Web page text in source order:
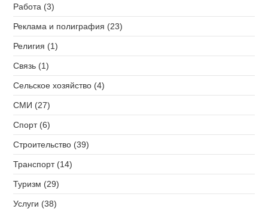
Работа (3)
Реклама и полиграфия (23)
Религия (1)
Связь (1)
Сельское хозяйство (4)
СМИ (27)
Спорт (6)
Строительство (39)
Транспорт (14)
Туризм (29)
Услуги (38)